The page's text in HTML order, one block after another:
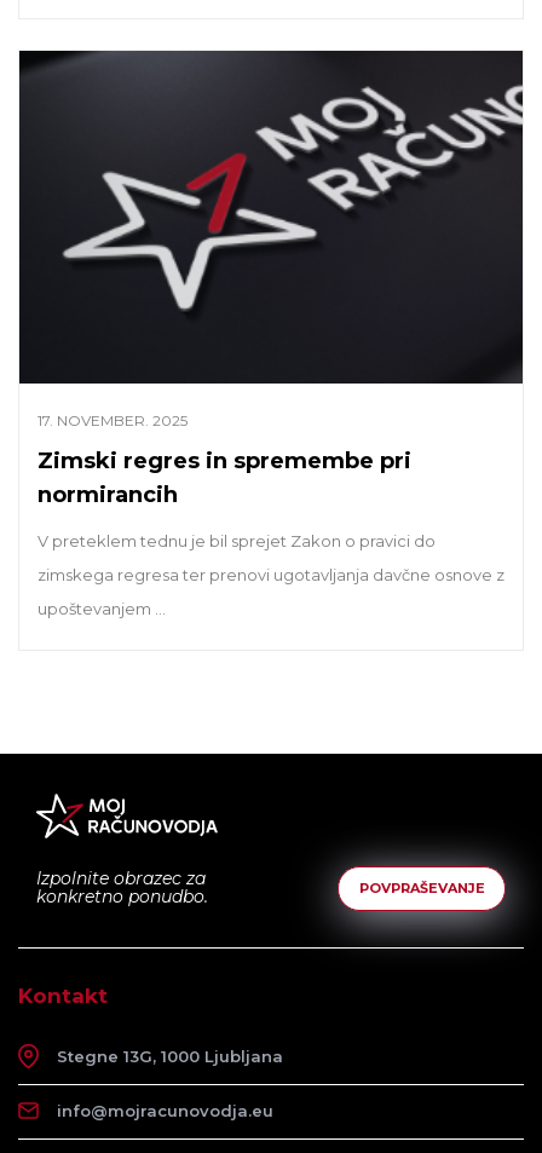
17. NOVEMBER. 2025
Zimski regres in spremembe pri
normirancih
V preteklem tednu je bil sprejet Zakon o pravici do
zimskega regresa ter prenovi ugotavljanja davčne osnove z
upoštevanjem ...
Izpolnite obrazec za
konkretno ponudbo.
POVPRAŠEVANJE
Kontakt
Stegne 13G, 1000 Ljubljana
info@mojracunovodja.eu